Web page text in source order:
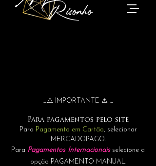
_⚠️ IMPORTANTE ⚠️ _
Para pagamentos pelo site
Para Pagamento em Cartão, selecionar
MERCADOPAGO.
Para Pagamentos Internacionais selecione a
opção PAGAMENTO MANUAL.